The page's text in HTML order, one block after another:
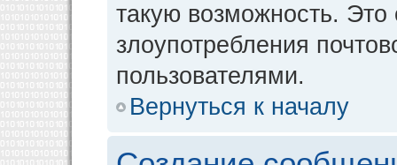
такую возможность. Это
злоупотребления
пользователями.
Вернуться к началу